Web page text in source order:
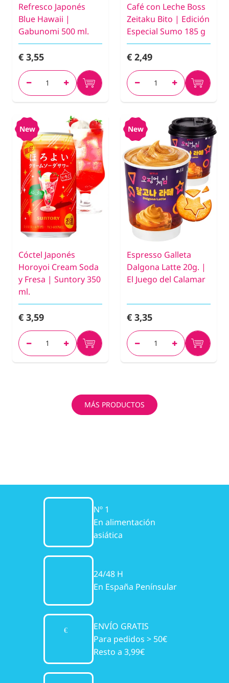
Refresco Japonés
Blue Hawaii |
Gabunomi 500 ml.
€ 3,55
Café con Leche Boss
Zeitaku Bito | Edición
Especial Sumo 185 g
€ 2,49
New
Cóctel Japonés
Horoyoi Cream Soda
y Fresa | Suntory 350
ml.
€ 3,59
New
Espresso Galleta
Dalgona Latte 20g. |
El Juego del Calamar
€ 3,35
MÁS PRODUCTOS
Nº 1
En alimentación
asiática
24/48 H
En España Penínsular
ENVÍO GRATIS
Para pedidos > 50€
Resto a 3,99€